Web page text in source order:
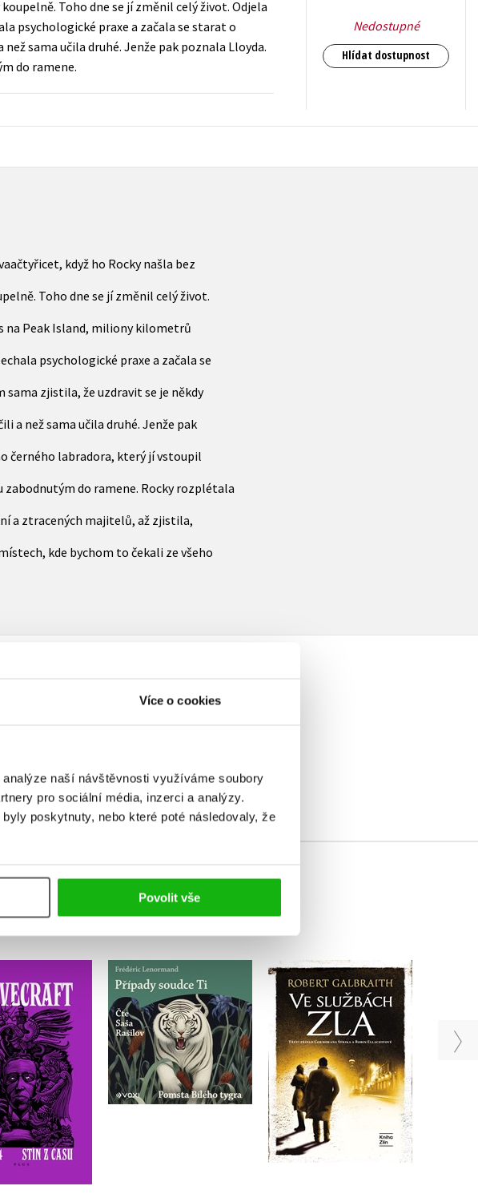
Více o cookies
naší návštěvnosti využíváme soubory
pro sociální média, inzerci a analýzy.
poskytnuty, nebo které poté následovaly, že
Povolit vše
adult (SK)
literatura
Toho dne se jí změnil celý život. Odjela
psychologické praxe a začala se starat o
sama učila druhé. Jenže pak poznala Lloyda.
do ramene.
Nedostupné
Hlídat dostupnost
když ho Rocky našla bez
Toho dne se jí změnil celý život.
na Peak Island, miliony kilometrů
psychologické praxe a začala se
zjistila, že uzdravit se je někdy
a než sama učila druhé. Jenže pak
černého labradora, který jí vstoupil
zabodnutým do ramene. Rocky rozplétala
a ztracených majitelů, až zjistila,
kde bychom to čekali ze všeho
registrovaní uživatelé
Příběhy a
z let 1931-1935
košíku
469 Kč
Kč
Případy soudce Ti:
Pomsta Bílého tygra
(audiokniha na CD)
Frédéric Lenormand
Ve službách zla
Robert Galbraith
(pseudonym J. K.
Rowlingové)
Do košíku
519 Kč